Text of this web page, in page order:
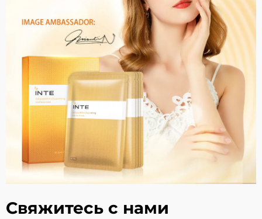
Свяжитесь с нами